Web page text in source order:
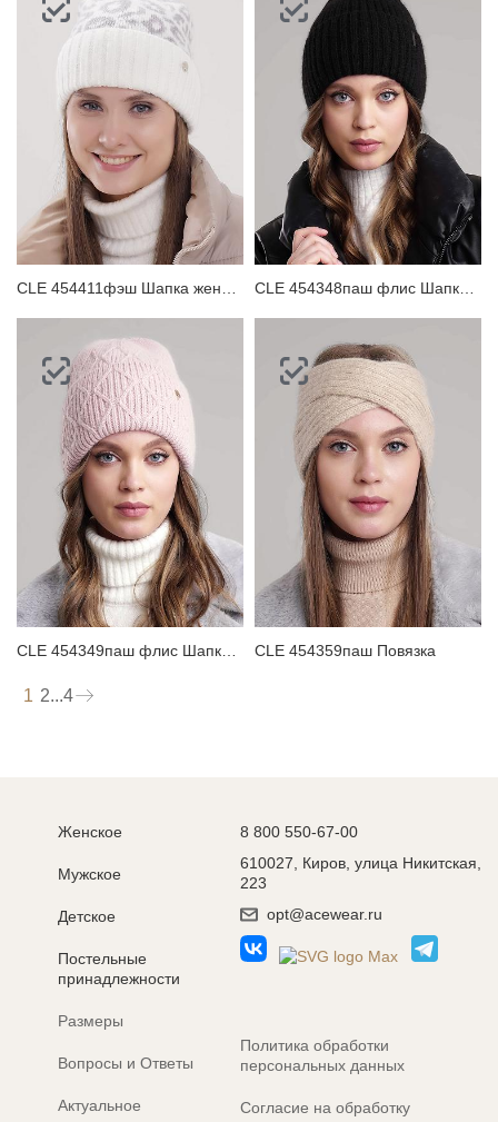
CLE 454349паш флис Шапка женская CLE 454359паш Повязка
1 2...4
Женское
Мужское
Детское
Постельные
принадлежности
Размеры
Вопросы и Ответы
Актуальное
8 800 550-67-00
610027, Киров, улица Никитская,
223
opt@acewear.ru
Политика обработки
персональных данных
Согласие на обработку